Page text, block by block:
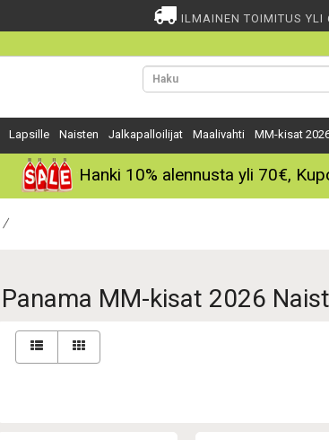
ILMAINEN TOIMITUS YLI
Lapsille Naisten Jalkapalloilijat Maalivahti MM-kisat
Hanki 10% alennusta yli 70€,
Panama MM-kisat 2026